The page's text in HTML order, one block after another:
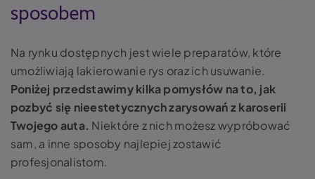
sposobem
Na rynku dostępnych jest wiele preparatów, które
umożliwiają lakierowanie rys oraz ich usuwanie.
Poniżej przedstawimy kilka pomysłów na to, jak
pozbyć się nieestetycznych zarysowań z karoserii
Twojego auta. Niektóre z nich możesz wypróbować
sam, a inne sposoby najlepiej zostawić
profesjonalistom.